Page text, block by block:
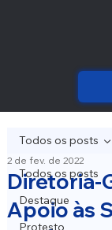
Todos os posts
Destaque
Protesto
Todos os posts
Diretoria-
Apoio às
2 de fev. de 2022